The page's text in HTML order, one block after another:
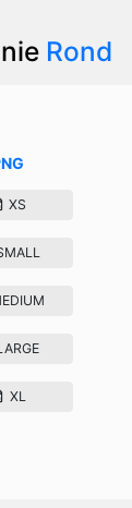
Rond
XS
XL